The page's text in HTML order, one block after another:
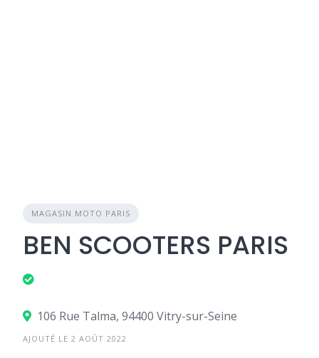
MAGASIN MOTO PARIS
BEN SCOOTERS PARIS
106 Rue Talma, 94400 Vitry-sur-Seine
AJOUTÉ LE 2 AOÛT 2022